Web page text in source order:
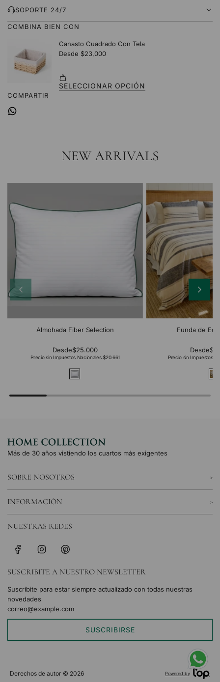
O
.
SOPORTE 24/7
COMBINA BIEN CON
COMPARTIR
NEW ARRIVALS
Almohada Fiber Selection
Desde$25.000
Precio sin Impuestos Nacionales:$20.661
Funda de
Desde
Precio sin Impuestos
Más de 30 años vistiendo los cuartos más exigentes
SOBRE NOSOTROS
INFORMACIÓN
SUSCRIBITE A NUESTRO NEWSLETTER
Suscribite para estar siempre actualizado con todas nuestras
novedades
SUSCRIBIRSE
NUESTRAS REDES
Derechos de autor © 2026 Powered by